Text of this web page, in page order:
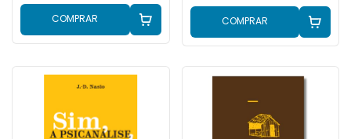
COMPRAR COMPRAR